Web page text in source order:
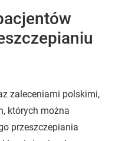
zaleceniami polskimi,
których można
przeszczepiania